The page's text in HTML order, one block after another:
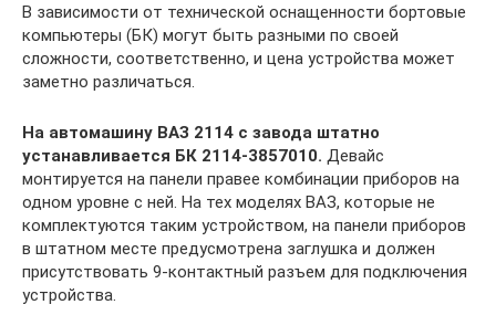
В зависимости от технической оснащенности бортовые
компьютеры (БК) могут быть разными по своей
сложности, соответственно, и цена устройства может
заметно различаться.
На автомашину ВАЗ 2114 с завода штатно
устанавливается БК 2114-3857010. Девайс
монтируется на панели правее комбинации приборов на
одном уровне с ней. На тех моделях ВАЗ, которые не
комплектуются таким устройством, на панели приборов
в штатном месте предусмотрена заглушка и должен
присутствовать 9-контактный разъем для подключения
устройства.